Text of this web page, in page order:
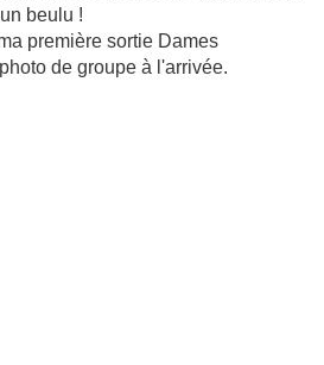
beulu !
première sortie Dames
de groupe à l'arrivée.